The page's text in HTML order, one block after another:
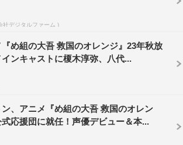
り奮闘する斧田駿、数少ない女性隊員を
して、卓越した才能と唯ならぬ覚悟を持
人の若き消防官の出会いから、物語は
ボリュームの119ページで掲載。マガ
ガポケ」（講談社）では、一部を無料
社デジタルファーム )
『め組の大吾 救国のオレンジ』23年秋放
ンキャストに榎木淳弥、八代...
ン、アニメ『め組の大吾 救国のオレン
式応援団に就任！声優デビュー＆本...